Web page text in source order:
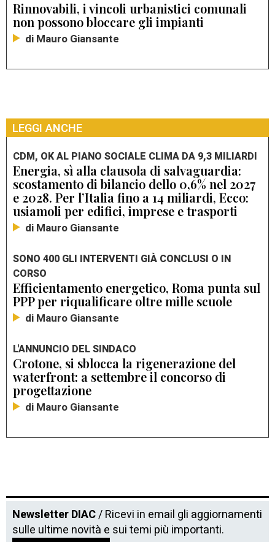
Rinnovabili, i vincoli urbanistici comunali
non possono bloccare gli impianti
di Mauro Giansante
LEGGI ANCHE
CDM, OK AL PIANO SOCIALE CLIMA DA 9,3 MILIARDI
Energia, sì alla clausola di salvaguardia:
scostamento di bilancio dello 0,6% nel 2027
e 2028. Per l’Italia fino a 14 miliardi, Ecco:
usiamoli per edifici, imprese e trasporti
di Mauro Giansante
SONO 400 GLI INTERVENTI GIÀ CONCLUSI O IN
CORSO
Efficientamento energetico, Roma punta sul
PPP per riqualificare oltre mille scuole
di Mauro Giansante
L'ANNUNCIO DEL SINDACO
Crotone, si sblocca la rigenerazione del
waterfront: a settembre il concorso di
progettazione
di Mauro Giansante
Newsletter DIAC/ Ricevi in email gli aggiornamenti
sulle ultime novità e sui temi più importanti.